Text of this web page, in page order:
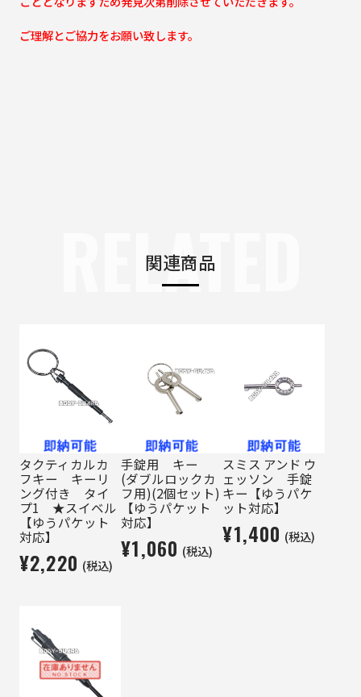
ご理解とご協力をお願い致します。
関連商品
RELATED
タクティカルカ
フキー キーリ
ング付き タイ
プ1 ★スイベル
【ゆうパケット
対応】
¥2,220 (税込)
手錠用 キー
(ダブルロックカ
フ用)(2個セット)
【ゆうパケット
対応】
¥1,060 (税込)
スミス アンド ウ
ェッソン 手錠
キー【ゆうパケ
ット対応】
¥1,400 (税込)